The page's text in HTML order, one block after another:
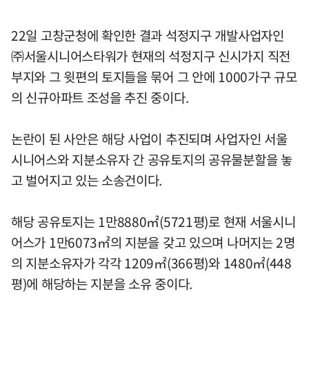
22일 고창군청에 확인한 결과 석정지구 개발사업자인
㈜서울시니어스타워가 현재의 석정지구 신시가지 직전
부지와 그 윗편의 토지들을 묶어 그 안에 1000가구 규모
의 신규아파트 조성을 추진 중이다.
논란이 된 사안은 해당 사업이 추진되며 사업자인 서울
시니어스와 지분소유자 간 공유토지의 공유물분할을 놓
고 벌어지고 있는 소송건이다.
해당 공유토지는 1만8880㎡(5721평)로 현재 서울시니
어스가 1만6073㎡의 지분을 갖고 있으며 나머지는 2명
의 지분소유자가 각각 1209㎡(366평)와 1480㎡(448
평)에 해당하는 지분을 소유 중이다.